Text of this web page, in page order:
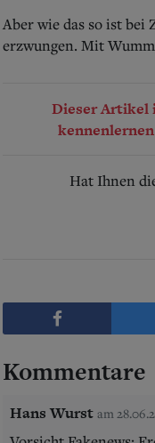
Aber wie das so ist bei
erzwungen. Mit
Dieser Artikel
Hat Ihnen
Kommentare
Hans Wurst am